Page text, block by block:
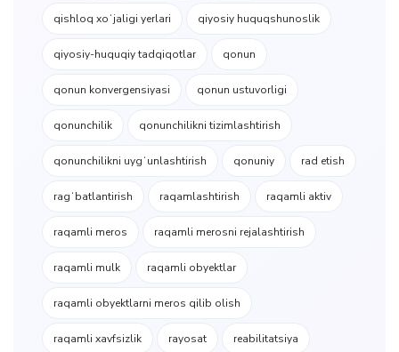
qishloq xoʻjaligi yerlari qiyosiy huquqshunoslik
qiyosiy-huquqiy tadqiqotlar qonun
qonun konvergensiyasi qonun ustuvorligi
qonunchilik qonunchilikni tizimlashtirish
qonunchilikni uygʻunlashtirish qonuniy rad etish
ragʻbatlantirish raqamlashtirish raqamli aktiv
raqamli meros raqamli merosni rejalashtirish
raqamli mulk raqamli obyektlar
raqamli obyektlarni meros qilib olish
raqamli xavfsizlik rayosat reabilitatsiya